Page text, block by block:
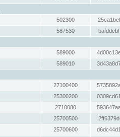
502300
587530
589000
589010
27100400
25300200
2710080
25700500
25700600